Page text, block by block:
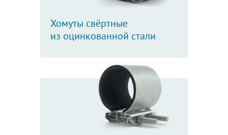
Хомуты свёртные
из оцинкованной стали